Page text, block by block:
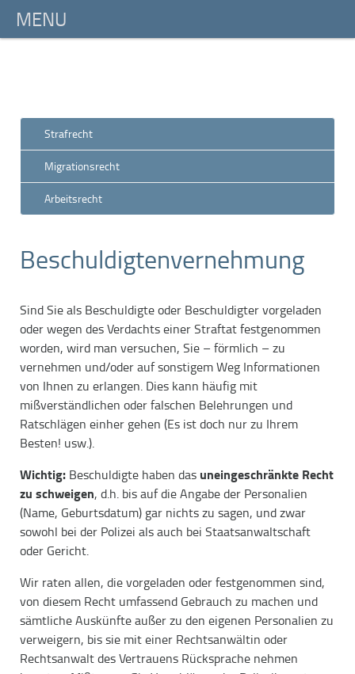
Strafrecht
Migrationsrecht
Arbeitsrecht
Beschuldigtenvernehmung
Sind Sie als Beschuldigte oder Beschuldigter vorgeladen
oder wegen des Verdachts einer Straftat festgenommen
worden, wird man versuchen, Sie – förmlich – zu
vernehmen und/oder auf sonstigem Weg Informationen
von Ihnen zu erlangen. Dies kann häufig mit
mißverständlichen oder falschen Belehrungen und
Ratschlägen einher gehen (Es ist doch nur zu Ihrem
Besten! usw.).
Wichtig: Beschuldigte haben das uneingeschränkte Recht
zu schweigen, d.h. bis auf die Angabe der Personalien
(Name, Geburtsdatum) gar nichts zu sagen, und zwar
sowohl bei der Polizei als auch bei Staatsanwaltschaft
oder Gericht.
Wir raten allen, die vorgeladen oder festgenommen sind,
von diesem Recht umfassend Gebrauch zu machen und
sämtliche Auskünfte außer zu den eigenen Personalien zu
verweigern, bis sie mit einer Rechtsanwältin oder
Rechtsanwalt des Vertrauens Rücksprache nehmen